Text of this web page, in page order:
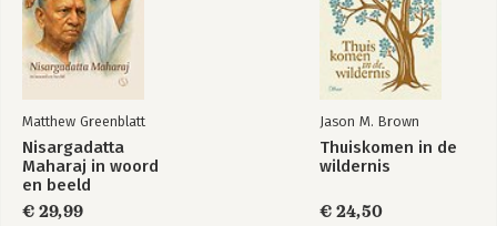
Matthew Greenblatt
Nisargadatta
Maharaj in woord
en beeld
€ 29,99
Jason M. Brown
Thuiskomen in de
wildernis
€ 24,50